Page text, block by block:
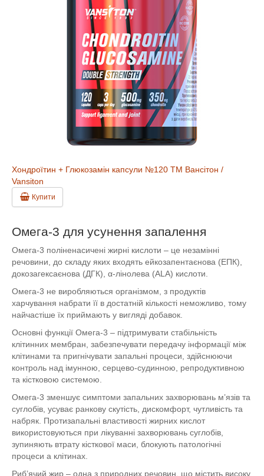
Хондроїтин + Глюкозамін капсули №120 ТМ Вансітон /
Vansiton
Купити
Омега-3 для усунення запалення
Омега-3 поліненасичені жирні кислоти – це незамінні
речовини, до складу яких входять ейкозапентаєнова (ЕПК),
докозагексаєнова (ДГК), α-лінолева (ALA) кислоти.
Омега-3 не виробляються організмом, з продуктів
харчування набрати її в достатній кількості неможливо, тому
найчастіше їх приймають у вигляді добавок.
Основні функції Омега-3 – підтримувати стабільність
клітинних мембран, забезпечувати передачу інформації між
клітинами та пригнічувати запальні процеси, здійснюючи
контроль над імунною, серцево-судинною, репродуктивною
та кістковою системою.
Омега-3 зменшує симптоми запальних захворювань м’язів та
суглобів, усуває ранкову скутість, дискомфорт, чутливість та
набряк. Протизапальні властивості жирних кислот
використовуються при лікуванні захворювань суглобів,
зупиняють втрату кісткової маси, блокують патологічні
процеси а клітинах.
Риб’ячий жир – одна з природних речовин, що містить високу